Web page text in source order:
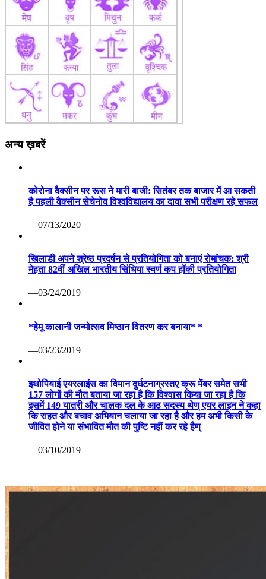
अन्य ख़बरें
कोरोना वैक्सीन पर रूस ने मारी बाजी: सितंबर तक बाजार में आ सकती
है पहली वैक्सीन सेचेनोव विश्वविद्यालय का दावा सभी परीक्षण रहे सफल
—07/13/2020
खिलाडी अपने श्रेष्ठ प्रदर्षन से प्रतियोगिता को बनाएं रोमांचक: श्री
मेहता 82वीं अखिल भारतीय सिंधिया स्वर्ण कप हॉकी प्रतियोगिता
—03/24/2019
*हेमू कालानी जन्मोत्सव मिष्ठान वितरण कर बनाया* *
—03/23/2019
इथोपियाई एयरलाइंस का विमान दुर्घटनाग्रस्तए क्रू मेंबर समेत सभी
157 लोगों की मौत बताया जा रहा है कि विश्वास किया जा रहा है कि
इसमें 149 यात्री और चालक दल के आठ सदस्य थेण् एयर लाइन ने कहा
कि राहत और बचाव अभियान चलाया जा रहा है और हम अभी किसी के
जीवित होने या संभावित मौत की पुष्टि नहीं कर रहे हैण्
—03/10/2019